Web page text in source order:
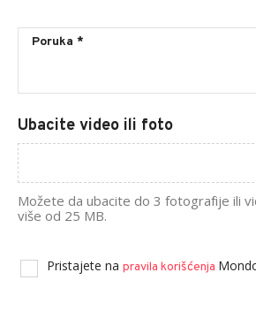
Ubacite video ili foto
Možete da ubacite do 3 fotografije ili
više od 25 MB.
Pristajete na pravila korišćenja